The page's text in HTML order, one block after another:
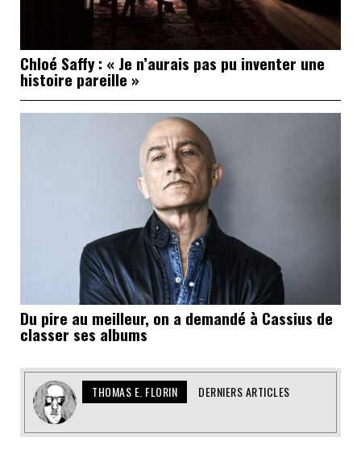
Chloé Saffy : « Je n’aurais pas pu inventer une
histoire pareille »
Du pire au meilleur, on a demandé à Cassius de
classer ses albums
THOMAS E. FLORIN DERNIERS ARTICLES